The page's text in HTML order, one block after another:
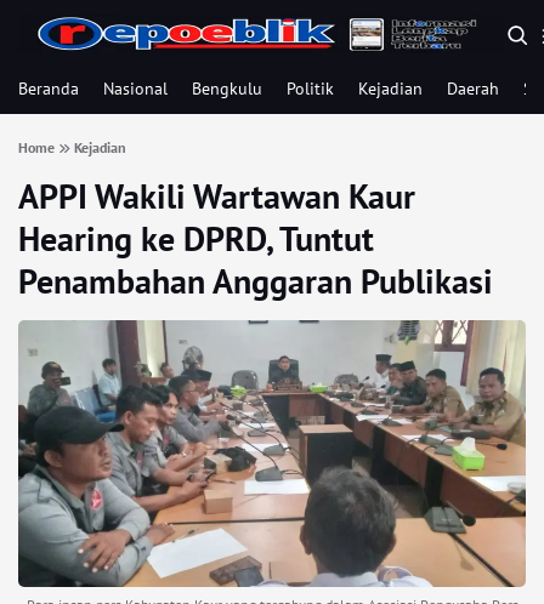
Beranda Nasional Bengkulu Politik Kejadian Daerah
Home Kejadian
APPI Wakili Wartawan Kaur
Hearing ke DPRD, Tuntut
Penambahan Anggaran Publikasi